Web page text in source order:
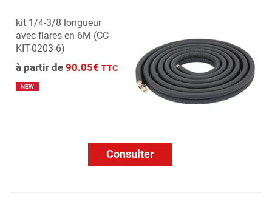
kit 1/4-3/8 longueur
avec flares en 6M (CC-
KIT-0203-6)
à partir de 90.05€ TTC
NEW
Consulter